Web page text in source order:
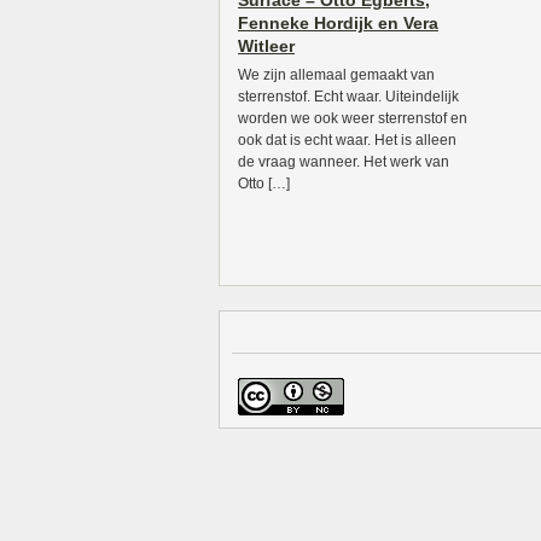
Fenneke Hordijk en Vera
Witleer
We zijn allemaal gemaakt van
sterrenstof. Echt waar. Uiteindelijk
worden we ook weer sterrenstof en
ook dat is echt waar. Het is alleen
de vraag wanneer. Het werk van
Otto […]